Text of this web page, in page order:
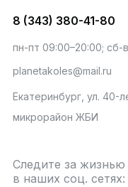
8 (343) 380-41-80
пн-пт 09:00–20:00; сб-
planetakoles@mail.ru
Екатеринбург, ул. 40-
микрорайон ЖБИ
Следите за
в наших соц. сетях: